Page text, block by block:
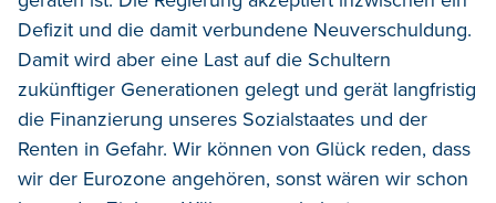
Defizit und die damit verbundene Neuverschuldung.
Damit wird aber eine Last auf die Schultern
zukünftiger Generationen gelegt und gerät langfristig
die Finanzierung unseres Sozialstaates und der
Renten in Gefahr. Wir können von Glück reden, dass
wir der Eurozone angehören, sonst wären wir schon